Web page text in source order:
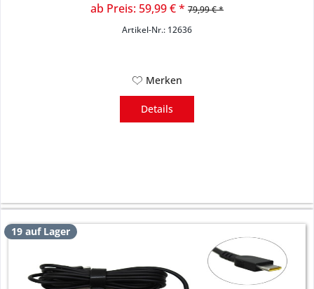
ab Preis: 59,99 € * 79,99 € *
Artikel-Nr.: 12636
Merken
Details
19 auf Lager